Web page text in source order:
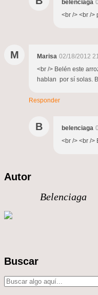
belenciaga
<br /> <br />
M Marisa 02/18/2012
<br /> Belén este
hablan por sí solas.
Responder
B belenciaga
<br /> <br />
Autor
Belenciaga
Buscar